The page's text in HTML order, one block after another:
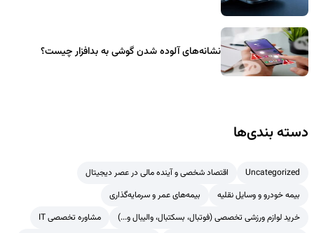
نشانه‌های آلوده شدن گوشی به بدافزار چیست؟
دسته بندی‌ها
Uncategorized
اقتصاد شخصی و آینده مالی در عصر دیجیتال
بیمه خودرو و وسایل نقلیه
بیمه‌های عمر و سرمایه‌گذاری
خرید لوازم ورزشی تخصصی (فوتبال، بسکتبال، والیبال و...)
مشاوره تخصصی IT